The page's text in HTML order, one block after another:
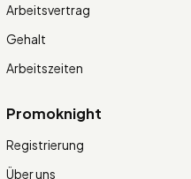
Arbeitsvertrag
Gehalt
Arbeitszeiten
Promoknight
Registrierung
Über uns